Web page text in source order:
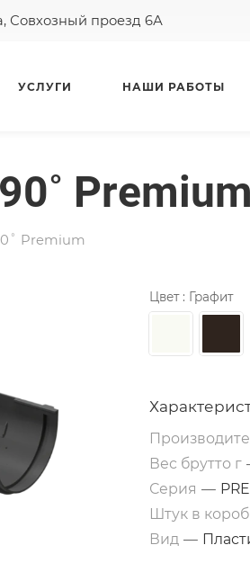
Совхозный проезд 6А
УСЛУГИ НАШИ РАБОТЫ
Premium
Цвет : Графит
Вес брутто г
Серия —
Штук в
Вид —